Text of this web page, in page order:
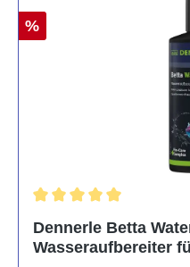
%
Dennerle Betta
Wasseraufbereiter